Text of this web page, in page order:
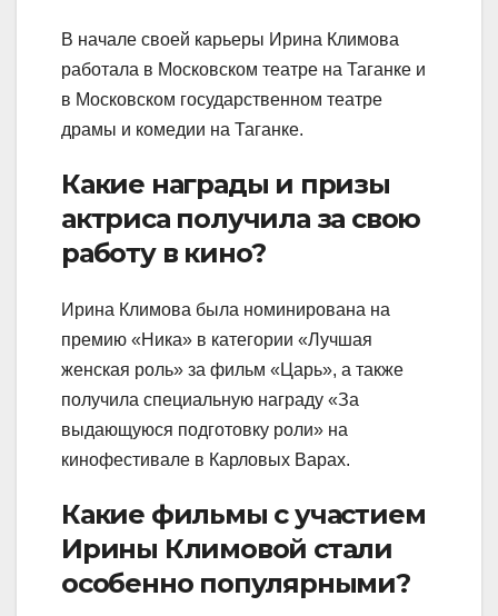
В начале своей карьеры Ирина Климова
работала в Московском театре на Таганке и
в Московском государственном театре
драмы и комедии на Таганке.
Какие награды и призы
актриса получила за свою
работу в кино?
Ирина Климова была номинирована на
премию «Ника» в категории «Лучшая
женская роль» за фильм «Царь», а также
получила специальную награду «За
выдающуюся подготовку роли» на
кинофестивале в Карловых Варах.
Какие фильмы с участием
Ирины Климовой стали
особенно популярными?